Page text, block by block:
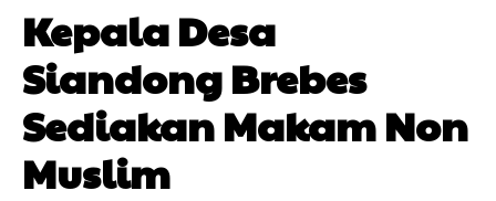
Kepala Desa
Siandong Brebes
Sediakan Makam Non
Muslim